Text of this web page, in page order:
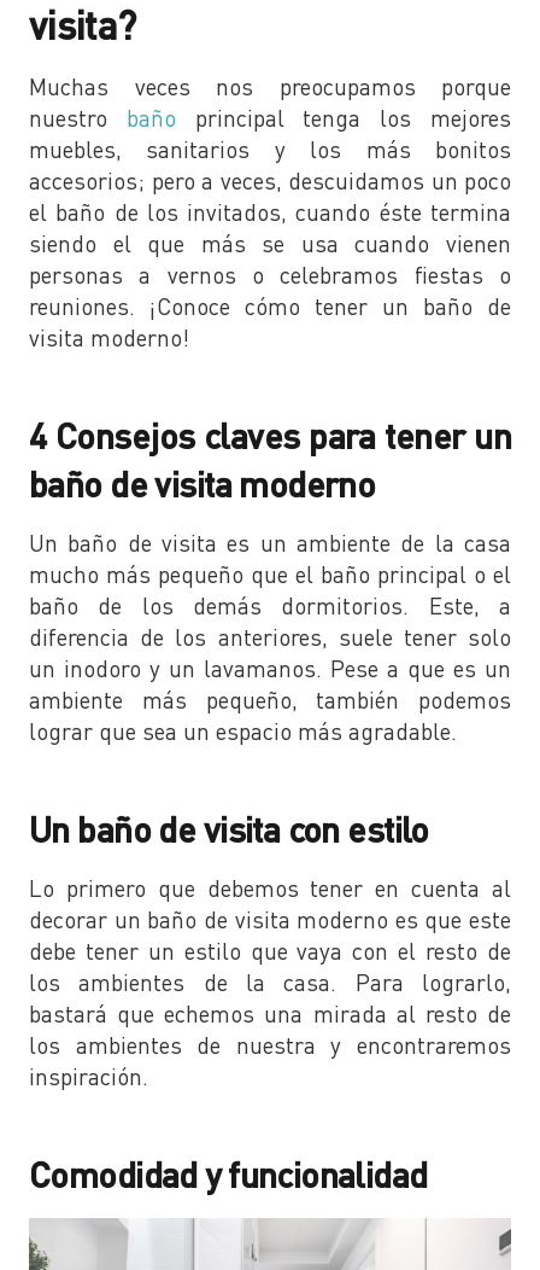
visita?
Muchas veces nos preocupamos porque
nuestro baño principal tenga los mejores
muebles, sanitarios y los más bonitos
accesorios; pero a veces, descuidamos un poco
el baño de los invitados, cuando éste termina
siendo el que más se usa cuando vienen
personas a vernos o celebramos fiestas o
reuniones. ¡Conoce cómo tener un baño de
visita moderno!
4 Consejos claves para tener un
baño de visita moderno
Un baño de visita es un ambiente de la casa
mucho más pequeño que el baño principal o el
baño de los demás dormitorios. Este, a
diferencia de los anteriores, suele tener solo
un inodoro y un lavamanos. Pese a que es un
ambiente más pequeño, también podemos
lograr que sea un espacio más agradable.
Un baño de visita con estilo
Lo primero que debemos tener en cuenta al
decorar un baño de visita moderno es que este
debe tener un estilo que vaya con el resto de
los ambientes de la casa. Para lograrlo,
bastará que echemos una mirada al resto de
los ambientes de nuestra y encontraremos
inspiración.
Comodidad y funcionalidad